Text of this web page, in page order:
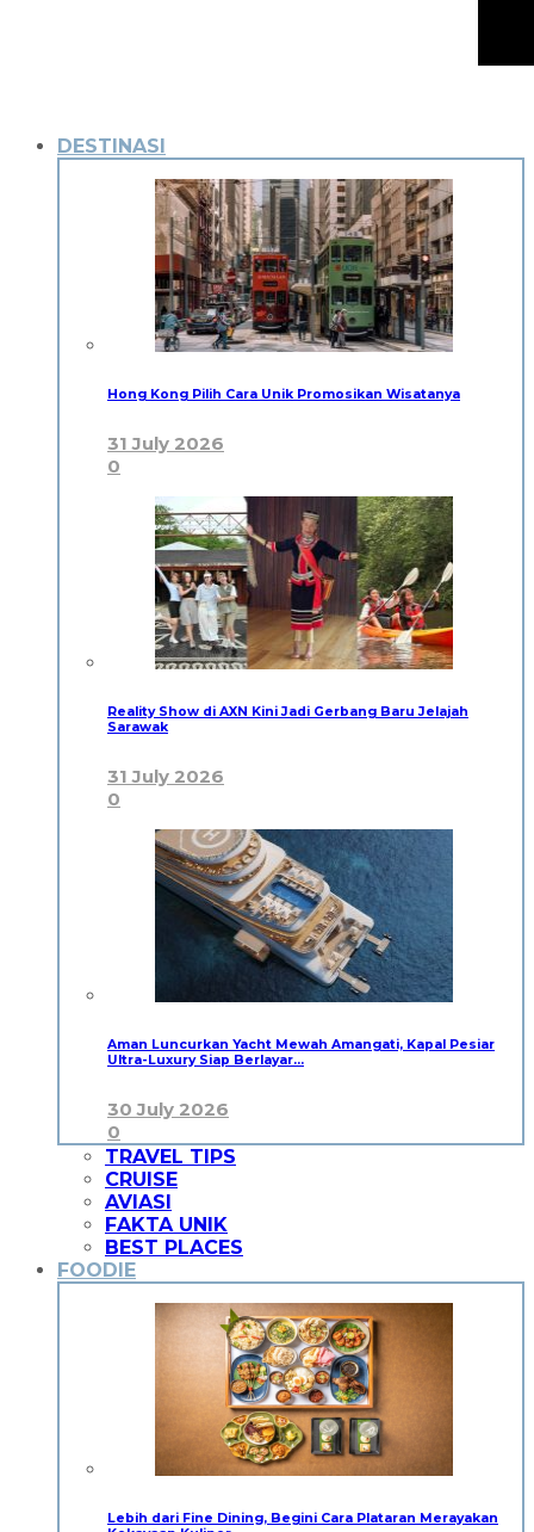
DESTINASI
Hong Kong Pilih Cara Unik Promosikan Wisatanya
31 July 2026
0
Reality Show di AXN Kini Jadi Gerbang Baru Jelajah
Sarawak
31 July 2026
0
Aman Luncurkan Yacht Mewah Amangati, Kapal Pesiar
Ultra-Luxury Siap Berlayar…
30 July 2026
0
TRAVEL TIPS
CRUISE
AVIASI
FAKTA UNIK
BEST PLACES
FOODIE
Lebih dari Fine Dining, Begini Cara Plataran Merayakan